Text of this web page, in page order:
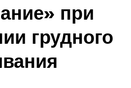
при
грудного